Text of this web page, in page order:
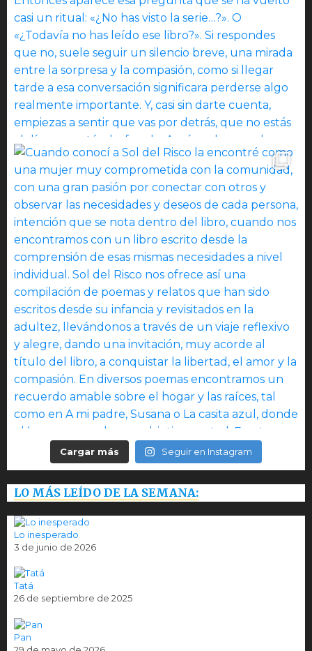
Cargar más Seguir en Instagram
LO MÁS LEÍDO DE LA SEMANA:
Lo inesperado
3 de junio de 2026
Tatá
26 de septiembre de 2025
Pan